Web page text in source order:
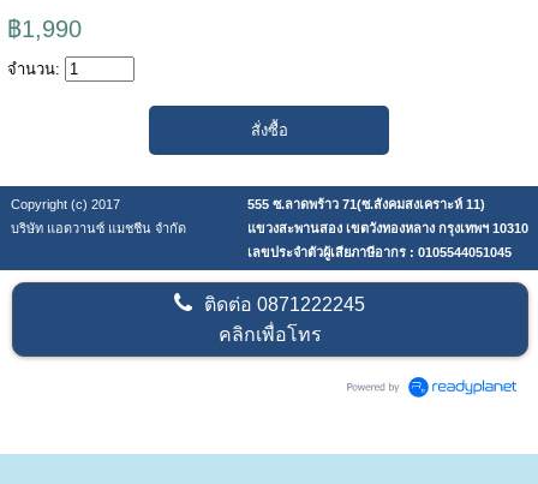
฿1,990
จำนวน:
Copyright (c) 2017
555 ซ.ลาดพร้าว 71(ซ.สังคมสงเคราะห์ 11)
บริษัท แอดวานซ์ แมชชีน จำกัด
แขวงสะพานสอง เขตวังทองหลาง กรุงเทพฯ 10310
เลขประจำตัวผู้เสียภาษีอากร : 0105544051045
ติดต่อ0871222245
คลิกเพื่อโทร